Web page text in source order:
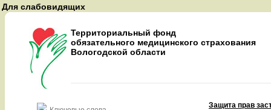
Для слабовидящихA
A
Территориальный фонд
обязательного медицинского страхования
Вологодской области
Защита прав